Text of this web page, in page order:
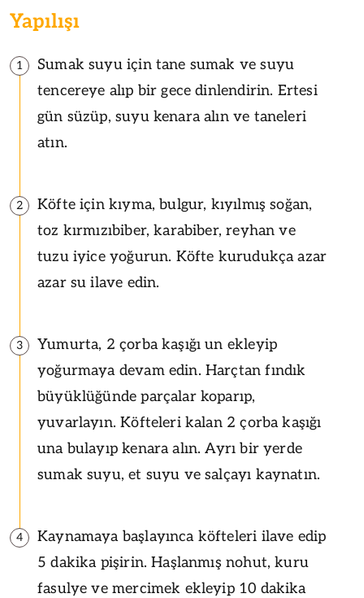
Yapılışı
1
Sumak suyu için tane sumak ve suyu
tencereye alıp bir gece dinlendirin. Ertesi
gün süzüp, suyu kenara alın ve taneleri
atın.
2
Köfte için kıyma, bulgur, kıyılmış soğan,
toz kırmızıbiber, karabiber, reyhan ve
tuzu iyice yoğurun. Köfte kurudukça azar
azar su ilave edin.
3
Yumurta, 2 çorba kaşığı un ekleyip
yoğurmaya devam edin. Harçtan fındık
büyüklüğünde parçalar koparıp,
yuvarlayın. Köfteleri kalan 2 çorba kaşığı
una bulayıp kenara alın. Ayrı bir yerde
sumak suyu, et suyu ve salçayı kaynatın.
4
Kaynamaya başlayınca köfteleri ilave edip
5 dakika pişirin. Haşlanmış nohut, kuru
fasulye ve mercimek ekleyip 10 dakika